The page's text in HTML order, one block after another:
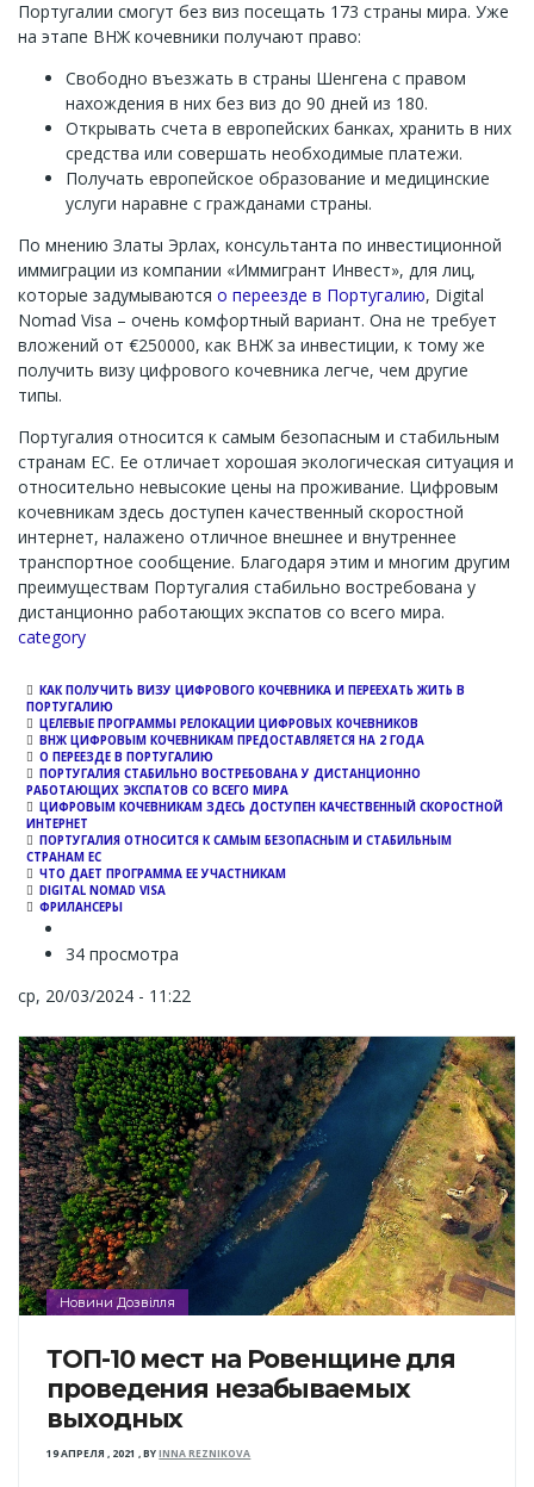
Португалии смогут без виз посещать 173 страны мира. Уже
на этапе ВНЖ кочевники получают право:
Свободно въезжать в страны Шенгена с правом
нахождения в них без виз до 90 дней из 180.
Открывать счета в европейских банках, хранить в них
средства или совершать необходимые платежи.
Получать европейское образование и медицинские
услуги наравне с гражданами страны.
По мнению Златы Эрлах, консультанта по инвестиционной
иммиграции из компании «Иммигрант Инвест», для лиц,
которые задумываются о переезде в Португалию, Digital
Nomad Visa – очень комфортный вариант. Она не требует
вложений от €250000, как ВНЖ за инвестиции, к тому же
получить визу цифрового кочевника легче, чем другие
типы.
Португалия относится к самым безопасным и стабильным
странам ЕС. Ее отличает хорошая экологическая ситуация и
относительно невысокие цены на проживание. Цифровым
кочевникам здесь доступен качественный скоростной
интернет, налажено отличное внешнее и внутреннее
транспортное сообщение. Благодаря этим и многим другим
преимуществам Португалия стабильно востребована у
дистанционно работающих экспатов со всего мира.
Channel
category
КАК ПОЛУЧИТЬ ВИЗУ ЦИФРОВОГО КОЧЕВНИКА И ПЕРЕЕХАТЬ ЖИТЬ В
ПОРТУГАЛИЮ
ЦЕЛЕВЫЕ ПРОГРАММЫ РЕЛОКАЦИИ ЦИФРОВЫХ КОЧЕВНИКОВ
ВНЖ ЦИФРОВЫМ КОЧЕВНИКАМ ПРЕДОСТАВЛЯЕТСЯ НА 2 ГОДА
О ПЕРЕЕЗДЕ В ПОРТУГАЛИЮ
ПОРТУГАЛИЯ СТАБИЛЬНО ВОСТРЕБОВАНА У ДИСТАНЦИОННО
РАБОТАЮЩИХ ЭКСПАТОВ СО ВСЕГО МИРА
ЦИФРОВЫМ КОЧЕВНИКАМ ЗДЕСЬ ДОСТУПЕН КАЧЕСТВЕННЫЙ СКОРОСТНОЙ
ИНТЕРНЕТ
ПОРТУГАЛИЯ ОТНОСИТСЯ К САМЫМ БЕЗОПАСНЫМ И СТАБИЛЬНЫМ
СТРАНАМ ЕС
ЧТО ДАЕТ ПРОГРАММА ЕЕ УЧАСТНИКАМ
DIGITAL NOMAD VISA
ФРИЛАНСЕРЫ
34 просмотра
ср, 20/03/2024 - 11:22
Новини Дозвілля
ТОП-10 мест на Ровенщине для
проведения незабываемых
выходных
19 АПРЕЛЯ , 2021 ,BYINNA REZNIKOVA